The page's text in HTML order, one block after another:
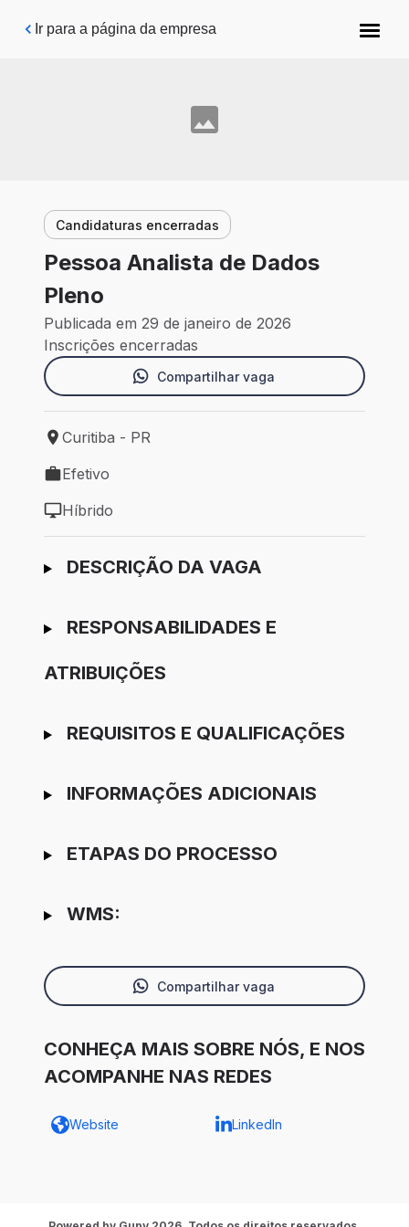
Pular para o conteúdo principal
Ir para a página da empresa
Candidaturas encerradas
Pessoa Analista de Dados
Pleno
Publicada em 29 de janeiro de 2026
Inscrições encerradas
Compartilhar vaga
Local de trabalho: Curitiba - PR
Curitiba - PR
Tipo de vaga: Efetivo
Efetivo
Modelo de trabalho: Híbrido
Híbrido
Ir para candidatura
DESCRIÇÃO DA VAGA
RESPONSABILIDADES E
ATRIBUIÇÕES
REQUISITOS E QUALIFICAÇÕES
INFORMAÇÕES ADICIONAIS
ETAPAS DO PROCESSO
WMS:
Compartilhar vaga
CONHEÇA MAIS SOBRE NÓS, E NOS
ACOMPANHE NAS REDES
Website LinkedIn